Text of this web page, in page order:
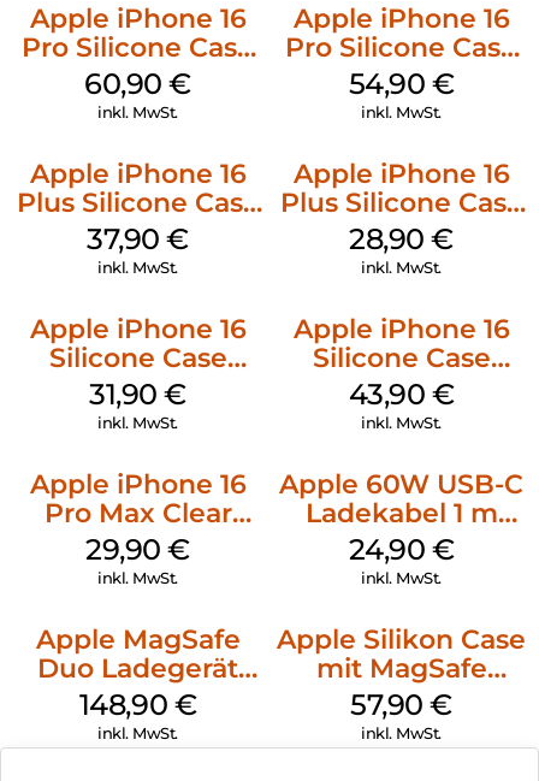
Apple iPhone 16
Pro Silicone Case
MagSafe Stone
Gray
60,90€
inkl. MwSt.
Apple iPhone 16
Pro Silicone Case
MagSafe Black
54,90 €
inkl. MwSt.
Apple iPhone 16
Plus Silicone Case
MagSafe Lake
Green
37,90€
inkl. MwSt.
Apple iPhone 16
Plus Silicone Case
MagSafe Black
28,90€
inkl. MwSt.
Apple iPhone 16
Silicone Case
MagSafe Fuchsia
31,90€
inkl. MwSt.
Apple iPhone 16
Silicone Case
MagSafe Plum
43,90 €
inkl. MwSt.
Apple iPhone 16
Pro Max Clear
Case MagSafe
Transparent
29,90€
inkl. MwSt.
Apple 60W USB-C
Ladekabel 1 m
Weiß
24,90 €
inkl. MwSt.
Apple MagSafe
Duo Ladegerät
Weiß
148,90 €
inkl. MwSt.
Apple Silikon Case
mit MagSafe
iPhone 14 Pro
(PRODUCT)RED
57,90€
inkl. MwSt.